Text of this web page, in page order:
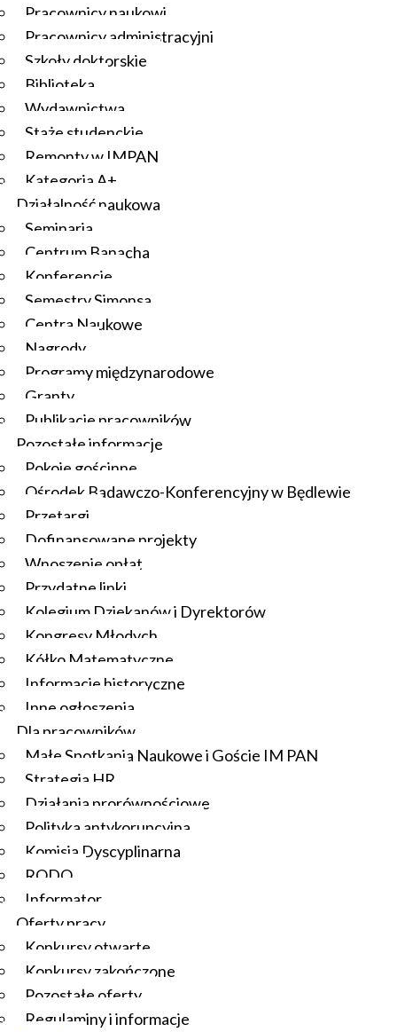
Pracownicy naukowi
Pracownicy administracyjni
Szkoły doktorskie
Biblioteka
Wydawnictwa
Staże studenckie
Remonty w IMPAN
Kategoria A+
Działalność naukowa
Seminaria
Centrum Banacha
Konferencje
Semestry Simonsa
Centra Naukowe
Nagrody
Programy międzynarodowe
Granty
Publikacje pracowników
Pozostałe informacje
Pokoje gościnne
Ośrodek Badawczo-Konferencyjny w Będlewie
Przetargi
Dofinansowane projekty
Wnoszenie opłat
Przydatne linki
Kolegium Dziekanów i Dyrektorów
Kongresy Młodych
Kółko Matematyczne
Informacje historyczne
Inne ogłoszenia
Dla pracowników
Małe Spotkania Naukowe i Goście IM PAN
Strategia HR
Działania prorównościowe
Polityka antykorupcyjna
Komisja Dyscyplinarna
RODO
Informator
Oferty pracy
Konkursy otwarte
Konkursy zakończone
Pozostałe oferty
Regulaminy i informacje